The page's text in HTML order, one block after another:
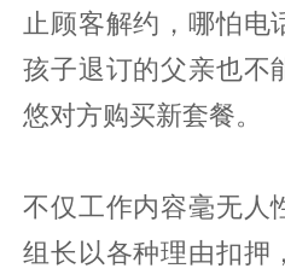
止顾客解约，哪怕电
孩子退订的父亲也不
悠对方购买新套餐。
不仅工作内容毫无人
组长以各种理由扣押